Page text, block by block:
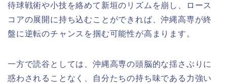
待球戦術や小技を絡めて新垣のリズムを崩し、ロース
コアの展開に持ち込むことができれば、沖縄高専が終
盤に逆転のチャンスを掴む可能性が高まります。
一方で読谷としては、沖縄高専の頭脳的な揺さぶりに
惑わされることなく、自分たちの持ち味である力強い